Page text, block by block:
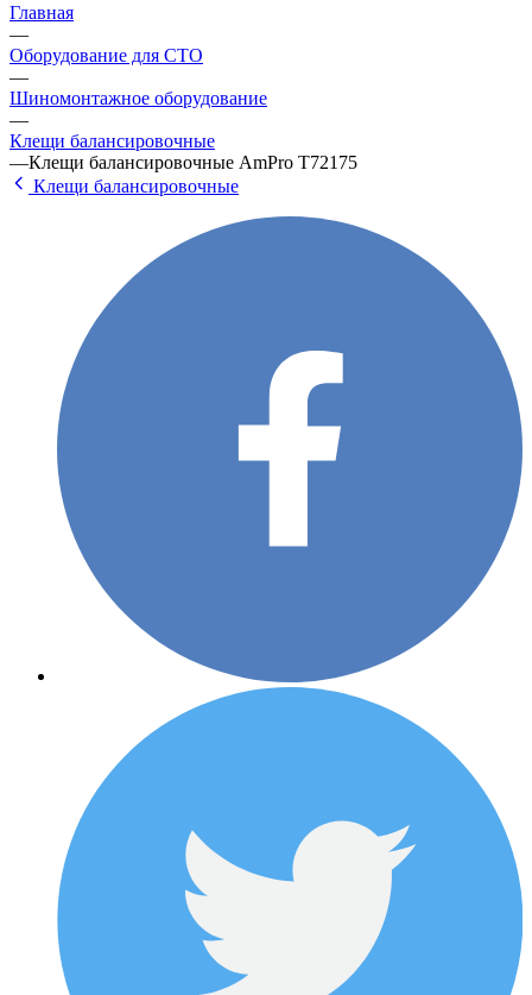
Главная
—
Оборудование для СТО
—
Шиномонтажное оборудование
—
Клещи балансировочные
—Клещи балансировочные AmPro T72175
Клещи балансировочные